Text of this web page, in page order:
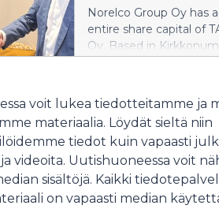
Group.
”Norelco Group on
Pohjoismaiden
sähkö- ja
kumppaniksi yhtiön
sanoo Norelco Groupin
toimitusjohtaja Ari
Norelco Group Oy has
entire share capital of
Oy. Based in
design as well as
automation solutions
and the marine sector.
acquisition represents
step in executing the
growth strategy and
strengthens Norelco’s
voit lukea tiedotteitamme ja
materiaalia. Löydät sieltä niin
tiedot kuin vapaasti
videoita. Uutishuoneessa voit
sisältöjä. Kaikki
on vapaasti median